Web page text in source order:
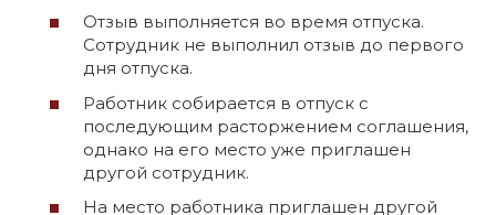
Отзыв выполняется во время отпуска.
Сотрудник не выполнил отзыв до первого
дня отпуска.
Работник собирается в отпуск с
последующим расторжением соглашения,
однако на его место уже приглашен
другой сотрудник.
На место работника приглашен другой